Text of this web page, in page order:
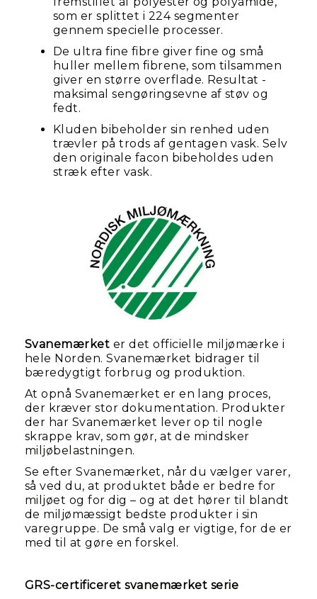
som er splittet i 224 segmenter
gennem specielle processer.
De ultra fine fibre giver fine og små
huller mellem fibrene, som tilsammen
giver en større overflade. Resultat -
maksimal sengøringsevne af støv og
fedt.
Kluden bibeholder sin renhed uden
trævler på trods af gentagen vask. Selv
den originale facon bibeholdes uden
stræk efter vask.
Svanemærket er det officielle miljømærke i
hele Norden. Svanemærket bidrager til
bæredygtigt forbrug og produktion.
At opnå Svanemærket er en lang proces,
der kræver stor dokumentation. Produkter
der har Svanemærket lever op til nogle
skrappe krav, som gør, at de mindsker
miljøbelastningen.
Se efter Svanemærket, når du vælger varer,
så ved du, at produktet både er bedre for
miljøet og for dig – og at det hører til blandt
de miljømæssigt bedste produkter i sin
varegruppe. De små valg er vigtige, for de er
med til at gøre en forskel.
GRS-certificeret svanemærket serie